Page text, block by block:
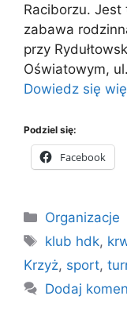
Raciborzu. Jest
zabawa
przy
Oświatowym,
Dowiedz się
Podziel się:
Facebook
Kategorie
Organizacje
Tagi
klub hdk,
Krzyż, sport,
Dodaj